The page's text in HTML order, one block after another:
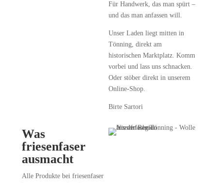
Für Handwerk, das man spürt –
und das man anfassen will.
Unser Laden liegt mitten in
Tönning, direkt am
historischen Marktplatz. Komm
vorbei und lass uns schnacken.
Oder stöber direkt in unserem
Online-Shop.
Birte Sartori
Was
friesenfaser
ausmacht
Alle Produkte bei friesenfaser